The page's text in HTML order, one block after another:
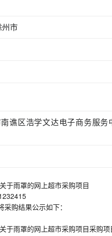
州市
谯区浩学文达电子商务服务
于雨罩的网上超市采购项目
购结果公示如下：
于雨罩的网上超市采购项目采购项